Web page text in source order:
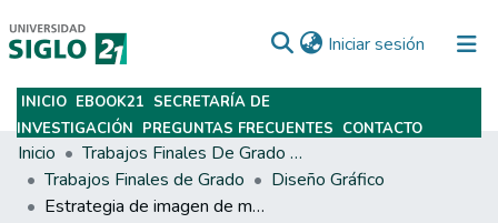
Iniciar sesión (current)
Subir
INICIO EBOOK21 SECRETARÍA DE
INVESTIGACIÓN PREGUNTAS FRECUENTES CONTACTO
Inicio
Trabajos Finales De Grado Y Posgrado
Trabajos Finales de Grado
Diseño Gráfico
Estrategia de imagen de marca y su aplicación en un sistema de packaging